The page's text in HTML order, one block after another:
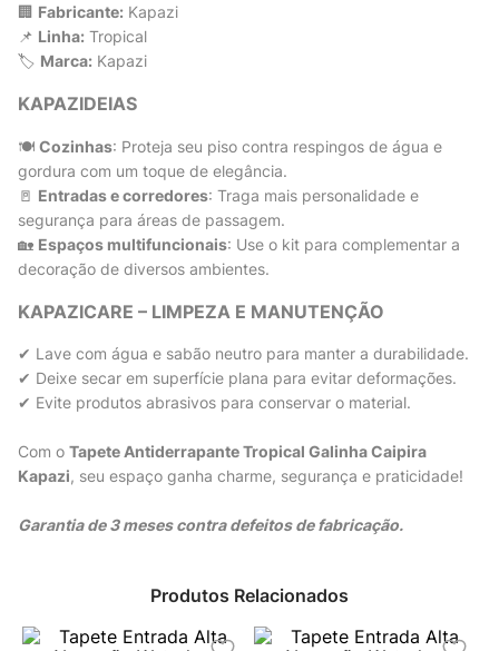
🏢 Fabricante: Kapazi
📌 Linha: Tropical
🏷 Marca: Kapazi
KAPAZIDEIAS
🍽 Cozinhas: Proteja seu piso contra respingos de água e
gordura com um toque de elegância.
🚪 Entradas e corredores: Traga mais personalidade e
segurança para áreas de passagem.
🏡 Espaços multifuncionais: Use o kit para complementar a
decoração de diversos ambientes.
KAPAZICARE – LIMPEZA E MANUTENÇÃO
✔ Lave com água e sabão neutro para manter a durabilidade.
✔ Deixe secar em superfície plana para evitar deformações.
✔ Evite produtos abrasivos para conservar o material.
Com o Tapete Antiderrapante Tropical Galinha Caipira
Kapazi, seu espaço ganha charme, segurança e praticidade!
Garantia de 3 meses contra defeitos de fabricação.
Produtos Relacionados